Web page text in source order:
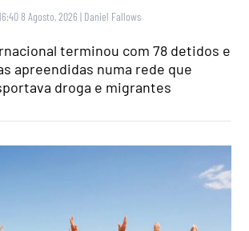
8 Agosto, 2026 | Daniel Fallows
terminou com 78 detidos e
apreendidas numa rede que
droga e migrantes